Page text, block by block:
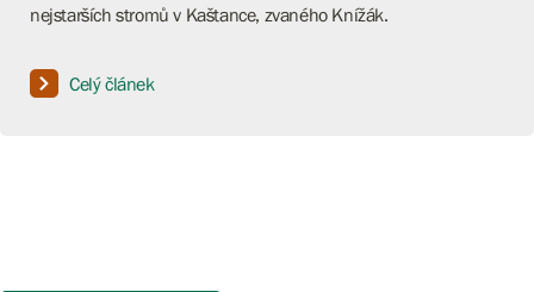
nejstarších stromů v Kaštance, zvaného Knížák.
Celý článek